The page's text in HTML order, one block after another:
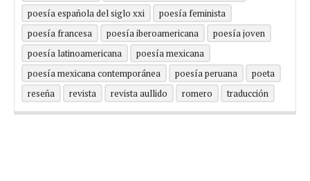
poesía española del siglo xxi
poesía feminista
poesía francesa
poesía iberoamericana
poesía joven
poesía latinoamericana
poesía mexicana
poesía mexicana contemporánea
poesía peruana
poeta
reseña
revista revista aullido romero traducción